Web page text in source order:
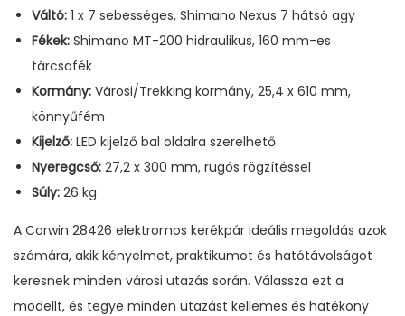
Váltó: 1 x 7 sebességes, Shimano Nexus 7 hátsó agy
Fékek: Shimano MT-200 hidraulikus, 160 mm-es
tárcsafék
Kormány: Városi/Trekking kormány, 25,4 x 610 mm,
könnyűfém
Kijelző: LED kijelző bal oldalra szerelhető
Nyeregcső: 27,2 x 300 mm, rugós rögzítéssel
Súly: 26 kg
A Corwin 28426 elektromos kerékpár ideális megoldás azok
számára, akik kényelmet, praktikumot és hatótávolságot
keresnek minden városi utazás során. Válassza ezt a
modellt, és tegye minden utazást kellemes és hatékony